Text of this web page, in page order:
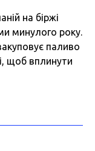
на біржі
минулого року.
паливо
щоб вплинути